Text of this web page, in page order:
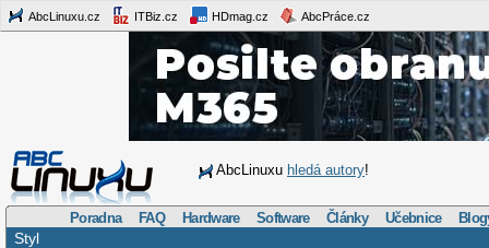
AbcLinuxu.cz ITBiz.cz HDmag.cz AbcPráce.cz
AbcLinuxu hledá autory!
Poradna FAQ Hardware Software Články Učebnice
Styl